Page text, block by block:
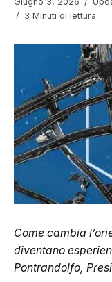
3 Minuti di lettura
Come cambia
diventano
Pontrandolfo,